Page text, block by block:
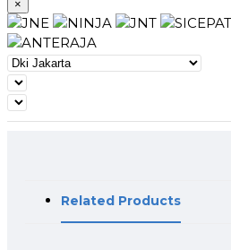
×
Related Products